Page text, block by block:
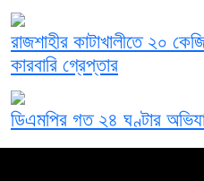
রাজশাহীর কাটাখালীতে ২০
কারবারি গ্রেপ্তার
ডিএমপির গত ২৪ ঘণ্টার